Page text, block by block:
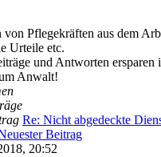
Pflegekräften aus dem
Urteile etc.
und Antworten ersparen
Anwalt!
Re: Nicht abgedeckte
Beitrag
20:52